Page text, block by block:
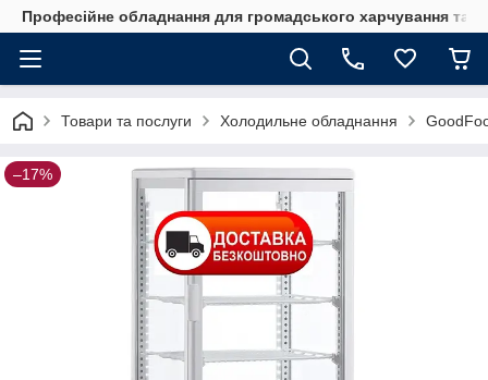
Професійне обладнання для громадського харчування та
Товари та послуги Холодильне обладнання
–17%